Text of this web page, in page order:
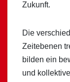
Zukunft.
Die
Zeitebenen
bilden ein
und